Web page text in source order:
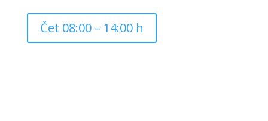
Čet 08:00 – 14:00 h